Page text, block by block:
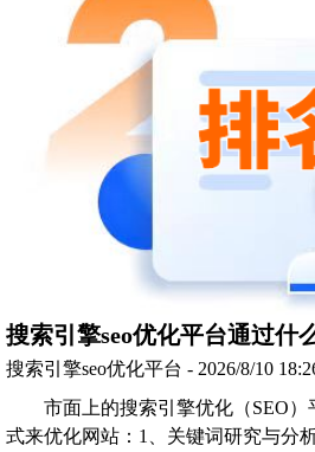
搜索引擎seo优化平台通过什
搜索引擎seo优化平台 - 2026/8/10
市面上的搜索引擎优化（SEO
式来优化网站：1、关键词研究与分